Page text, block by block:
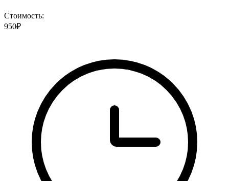
Стоимость:
950₽